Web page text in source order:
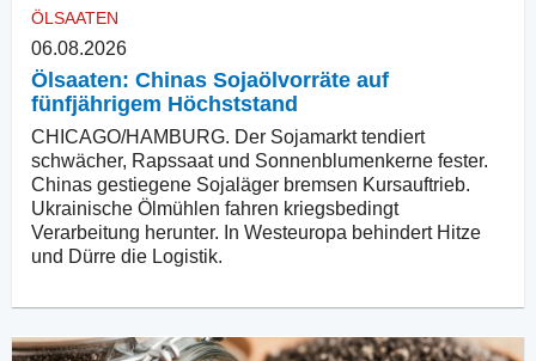
ÖLSAATEN
06.08.2026
Ölsaaten: Chinas Sojaölvorräte auf
fünfjährigem Höchststand
CHICAGO/HAMBURG. Der Sojamarkt tendiert
schwächer, Rapssaat und Sonnenblumenkerne fester.
Chinas gestiegene Sojaläger bremsen Kursauftrieb.
Ukrainische Ölmühlen fahren kriegsbedingt
Verarbeitung herunter. In Westeuropa behindert Hitze
und Dürre die Logistik.